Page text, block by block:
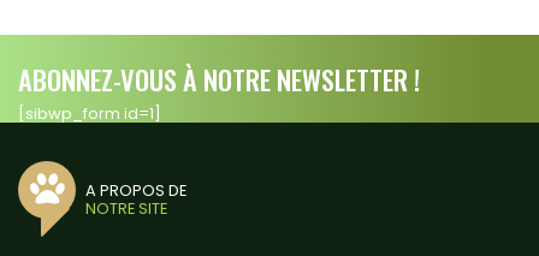
ABONNEZ-VOUS À NOTRE NEWSLETTER !
[sibwp_form id=1]
A PROPOS DE
NOTRE SITE